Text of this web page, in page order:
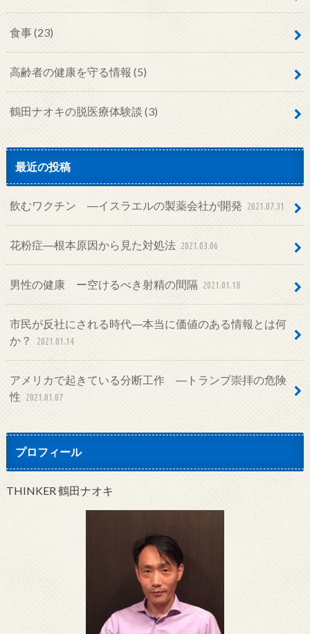
食事(23)
高齢者の健康を守る情報 (5)
鶴田ナオキの脱医療体験談 (3)
最近の投稿
飲むワクチン ―イスラエルの製薬会社が開発 2021.07.31
花粉症―根本原因から見た対処法 2021.03.06
男性の健康 ー空けるべき射精の間隔 2021.01.18
市民が反社にされる時代―本当に価値のある情報とは何
か？
2021.01.14
アメリカで起きている分断工作 ―トランプ崇拝の危険
性 2021.01.07
プロフィール
THINKER 鶴田ナオキ